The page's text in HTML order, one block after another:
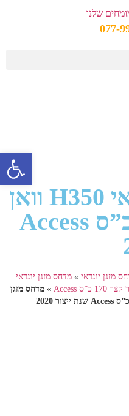
שלנו
077-
מדחס מזגן יונדאי H350 וואן
סגור קצר 170 כ”ס Access
מזגן יונדאי » מדחס מזגן יונדאי
» מדחס מזגן